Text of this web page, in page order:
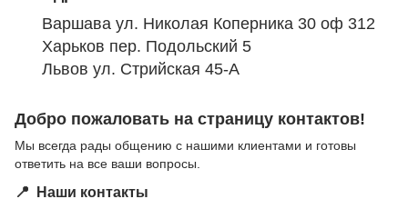
Варшава ул. Николая Коперника 30 оф 312
Харьков пер. Подольский 5
Львов ул. Стрийская 45-А
Добро пожаловать на страницу контактов!
Мы всегда рады общению с нашими клиентами и готовы
ответить на все ваши вопросы.
📍 Наши контакты